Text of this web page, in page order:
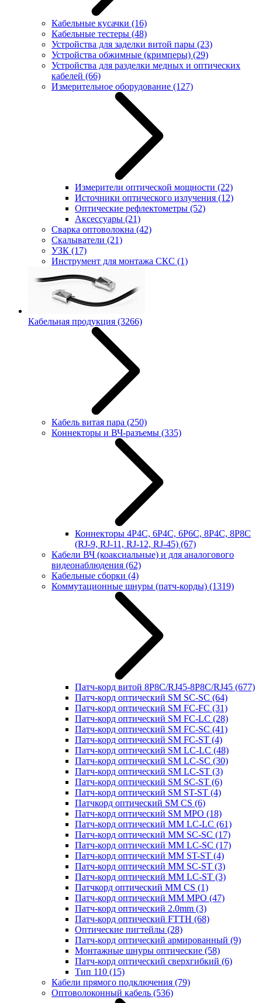
Кабельные кусачки (16)
Кабельные тестеры (48)
Устройства для заделки витой пары (23)
Устройства обжимные (кримперы) (29)
Устройства для разделки медных и оптических
кабелей (66)
Измерительное оборудование (127)
Измерители оптической мощности (22)
Источники оптического излучения (12)
Оптические рефлектометры (52)
Аксессуары (21)
Сварка оптоволокна (42)
Скалыватели (21)
УЗК (17)
Инструмент для монтажа СКС (1)
Кабельная продукция (3266)
Кабель витая пара (250)
Коннекторы и ВЧ-разъемы (335)
Коннекторы 4P4C, 6P4C, 6P6C, 8P4C, 8P8C
(RJ-9, RJ-11, RJ-12, RJ-45) (67)
Кабели ВЧ (коаксиальные) и для аналогового
видеонаблюдения (62)
Кабельные сборки (4)
Коммутационные шнуры (патч-корды) (1319)
Патч-корд витой 8P8C/RJ45-8P8C/RJ45 (677)
Патч-корд оптический SM SC-SC (64)
Патч-корд оптический SM FC-FC (31)
Патч-корд оптический SM FC-LC (28)
Патч-корд оптический SM FC-SC (41)
Патч-корд оптический SM FC-ST (4)
Патч-корд оптический SM LC-LC (48)
Патч-корд оптический SM LC-SC (30)
Патч-корд оптический SM LC-ST (3)
Патч-корд оптический SM SC-ST (6)
Патч-корд оптический SM ST-ST (4)
Патчкорд оптический SM CS (6)
Патч-корд оптический SM MPO (18)
Патч-корд оптический MM LC-LC (61)
Патч-корд оптический MM SC-SC (17)
Патч-корд оптический MM LC-SC (17)
Патч-корд оптический MM ST-ST (4)
Патч-корд оптический MM SC-ST (3)
Патч-корд оптический MM LC-ST (3)
Патчкорд оптический MM CS (1)
Патч-корд оптический MM MPO (47)
Патч-корд оптический 2.0mm (3)
Патч-корд оптический FTTH (68)
Оптические пигтейлы (28)
Патч-корд оптический армированный (9)
Монтажные шнуры оптические (58)
Патч-корд оптический сверхгибкий (6)
Тип 110 (15)
Кабели прямого подключения (79)
Оптоволоконный кабель (536)